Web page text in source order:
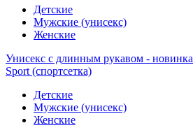
Детские
Мужские (унисекс)
Женские
Унисекс с длинным рукавом - новинка
Sport (спортсетка)
Детские
Мужские (унисекс)
Женские